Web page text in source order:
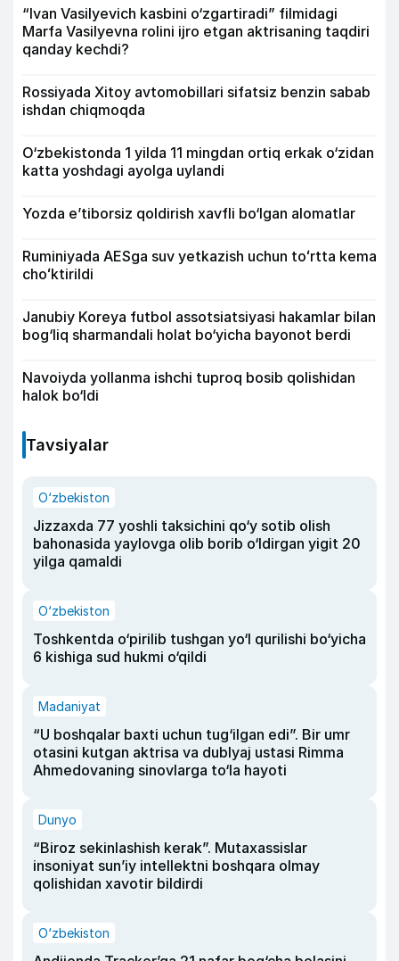
“Ivan Vasilyevich kasbini o‘zgartiradi” filmidagi
Marfa Vasilyevna rolini ijro etgan aktrisaning taqdiri
qanday kechdi?
Rossiyada Xitoy avtomobillari sifatsiz benzin sabab
ishdan chiqmoqda
O‘zbekistonda 1 yilda 11 mingdan ortiq erkak o‘zidan
katta yoshdagi ayolga uylandi
Yozda e’tiborsiz qoldirish xavfli bo‘lgan alomatlar
Ruminiyada AESga suv yetkazish uchun toʻrtta kema
choʻktirildi
Janubiy Koreya futbol assotsiatsiyasi hakamlar bilan
bog‘liq sharmandali holat bo‘yicha bayonot berdi
Navoiyda yollanma ishchi tuproq bosib qolishidan
halok bo‘ldi
Tavsiyalar
O‘zbekiston
Jizzaxda 77 yoshli taksichini qo‘y sotib olish
bahonasida yaylovga olib borib o‘ldirgan yigit 20
yilga qamaldi
O‘zbekiston
Toshkentda o‘pirilib tushgan yo‘l qurilishi bo‘yicha
6 kishiga sud hukmi o‘qildi
Madaniyat
“U boshqalar baxti uchun tug‘ilgan edi”. Bir umr
otasini kutgan aktrisa va dublyaj ustasi Rimma
Ahmedovaning sinovlarga to‘la hayoti
Dunyo
“Biroz sekinlashish kerak”. Mutaxassislar
insoniyat sun’iy intellektni boshqara olmay
qolishidan xavotir bildirdi
O‘zbekiston